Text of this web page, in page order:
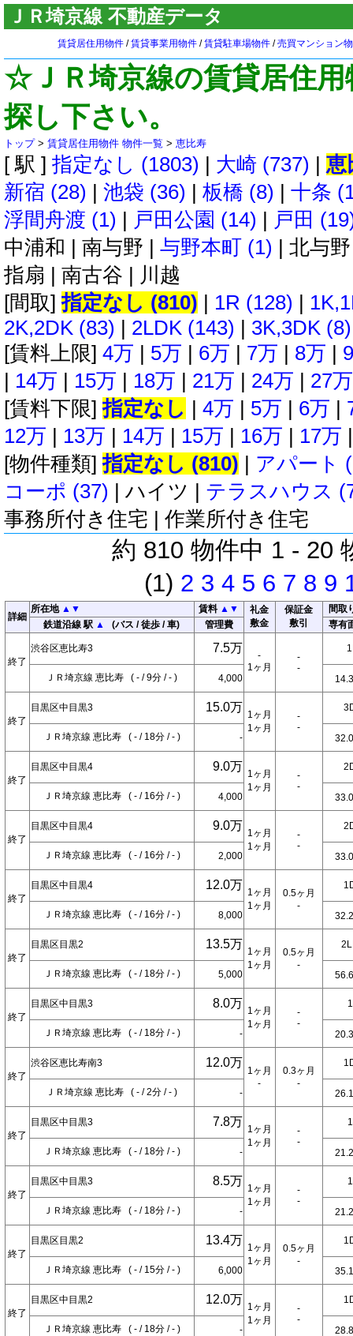
ＪＲ埼京線 不動産データ
賃貸居住用物件 /賃貸事業用物件 /賃貸駐車場物件 /売買マンション
☆ＪＲ埼京線の賃貸居住
探し下さい。
トップ> 賃貸居住用物件 物件一覧 > 恵比寿
[ 駅 ] 指定なし (1803) 大崎 (737)
恵
新宿 (28)
池袋 (36) 板橋 (8)
十条
浮間舟渡 (1)
戸田公園 (14)
戸田
中浦和
南与野 与野本町 (1) 北与野
指扇
南古谷
川越
[間取]指定なし (810) 1R (128)
2K,2DK (83)
2LDK (143) 3K,3DK (8)
[賃料上限] 4万 5万 6万 7万 8万
14万 15万 18万 21万 24万
27万
[賃料下限]指定なし 4万 5万 6万
12万
13万 14万 15万 16万 17万
[物件種類]指定なし (810)
アパート
コーポ (37)
ハイツ
テラスハウス
事務所付き住宅
作業所付き住宅
約 810 物件中 1 - 20
(1) 2 3 4 5 6 7 8 9
詳細
所在地 ▲ ▼ 賃料 ▲ ▼
礼金
敷金
保証金
敷引
間取
鉄道沿線 駅 ▲ (バス / 徒歩 / 車) 管理費 専有
終了
渋谷区恵比寿3 7.5万
-
1ヶ月
-
-
ＪＲ埼京線 恵比寿 ( - / 9分 / - ) 4,000
終了
目黒区中目黒3 15.0万
1ヶ月
1ヶ月
-
-
ＪＲ埼京線 恵比寿 ( - / 18分 / - ) -
終了
目黒区中目黒4 9.0万
1ヶ月
1ヶ月
-
-
ＪＲ埼京線 恵比寿 ( - / 16分 / - ) 4,000
終了
目黒区中目黒4 9.0万
1ヶ月
1ヶ月
-
-
ＪＲ埼京線 恵比寿 ( - / 16分 / - ) 2,000
終了
目黒区中目黒4 12.0万
1ヶ月
1ヶ月
0.5ヶ月
-
ＪＲ埼京線 恵比寿 ( - / 16分 / - ) 8,000
終了
目黒区目黒2 13.5万
1ヶ月
1ヶ月
0.5ヶ月
-
ＪＲ埼京線 恵比寿 ( - / 18分 / - ) 5,000
終了
目黒区中目黒3 8.0万
1ヶ月
1ヶ月
-
-
ＪＲ埼京線 恵比寿 ( - / 18分 / - ) -
終了
渋谷区恵比寿南3 12.0万
1ヶ月
-
0.3ヶ月
-
ＪＲ埼京線 恵比寿 ( - / 2分 / - ) -
終了
目黒区中目黒3 7.8万
1ヶ月
1ヶ月
-
-
ＪＲ埼京線 恵比寿 ( - / 18分 / - ) -
終了
目黒区中目黒3 8.5万
1ヶ月
1ヶ月
-
-
ＪＲ埼京線 恵比寿 ( - / 18分 / - ) -
終了
目黒区目黒2 13.4万
1ヶ月
1ヶ月
0.5ヶ月
-
ＪＲ埼京線 恵比寿 ( - / 15分 / - ) 6,000
終了
目黒区中目黒2 12.0万
1ヶ月
1ヶ月
-
-
ＪＲ埼京線 恵比寿 ( - / 18分 / - ) -